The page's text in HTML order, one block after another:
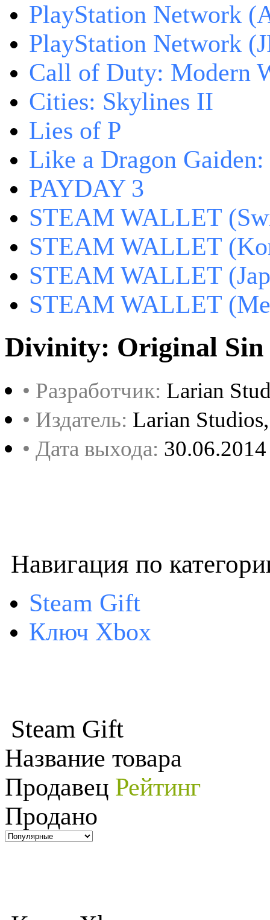
PlayStation Network
PlayStation Network
Call of Duty: Modern
Cities: Skylines II
Lies of P
Like a Dragon
PAYDAY 3
STEAM WALLET
STEAM WALLET
STEAM WALLET
STEAM WALLET
Divinity: Original Sin
• Разработчик: Larian
• Издатель: Larian
• Дата выхода: 30.06.2014
Навигация по
Steam Gift
Ключ Xbox
Steam Gift
Название товара
Продавец Рейтинг
Продано